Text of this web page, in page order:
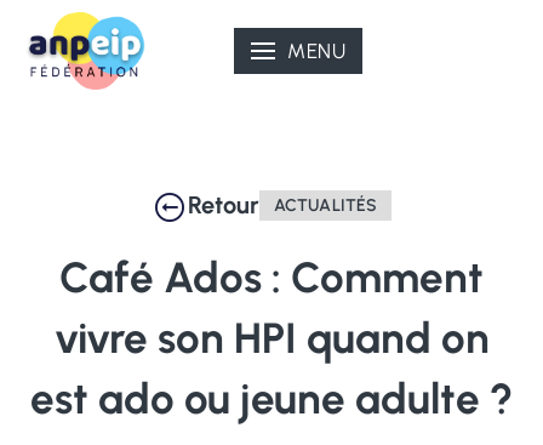
contenu
MENU
Retour ACTUALITÉS
Café Ados : Comment
vivre son HPI quand on
est ado ou jeune adulte ?